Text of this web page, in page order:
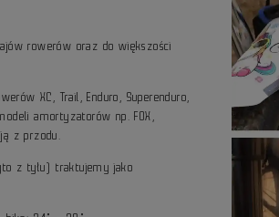
rowerów oraz do większości
XC, Trail, Enduro, Superenduro,
amortyzatorów np. FOX,
z przodu.
z tyłu) traktujemy jako